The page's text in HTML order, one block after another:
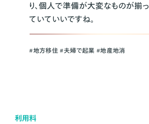
り、個人で準備が大変なものが揃っ
ていていいですね。
#地方移住 #夫婦で起業 #地産地消
利用料